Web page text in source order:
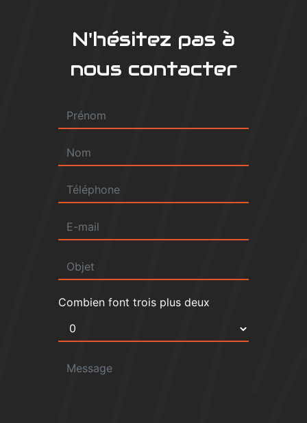
N'hésitez pas à
nous contacter
Combien font trois plus deux